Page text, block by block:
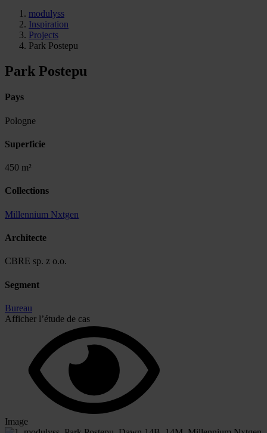
modulyss
Inspiration
Projects
Park Postepu
Park Postepu
Pays
Pologne
Superficie
450 m²
Collections
Millennium Nxtgen
Architecte
CBRE sp. z o.o.
Segment
Bureau
Afficher l’étude de cas
Image